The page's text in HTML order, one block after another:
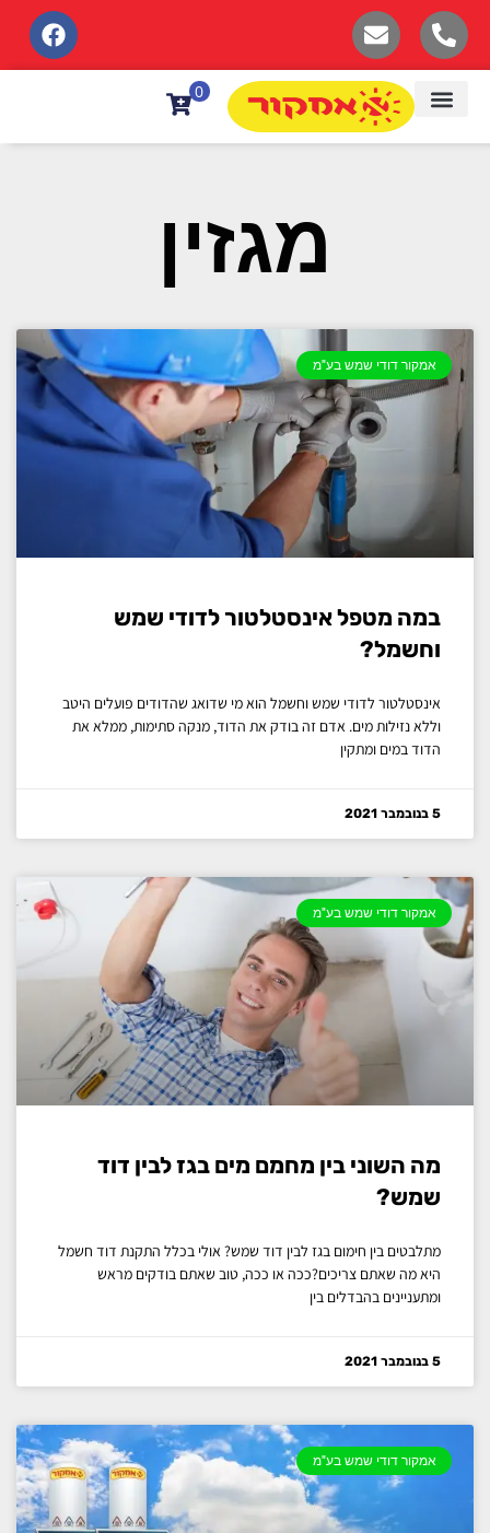
לתוכן
0
מגזין
אמקור דודי שמש בע"מ
במה מטפל אינסטלטור לדודי שמש
וחשמל?
אינסטלטור לדודי שמש וחשמל הוא מי שדואג שהדודים פועלים היטב
וללא נזילות מים. אדם זה בודק את הדוד, מנקה סתימות, ממלא את
הדוד במים ומתקין
5 בנובמבר 2021
אמקור דודי שמש בע"מ
מה השוני בין מחמם מים בגז לבין דוד
שמש?
מתלבטים בין חימום בגז לבין דוד שמש? אולי בכלל התקנת דוד חשמל
היא מה שאתם צריכים?ככה או ככה, טוב שאתם בודקים מראש
ומתעניינים בהבדלים בין
5 בנובמבר 2021
אמקור דודי שמש בע"מ